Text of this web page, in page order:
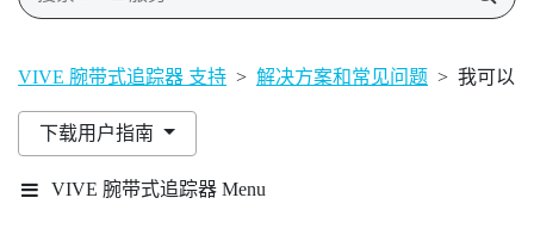
VIVE 腕带式追踪器 支持 > 解决方案和常见问题 > 我可以
下载用户指南
VIVE 腕带式追踪器 Menu